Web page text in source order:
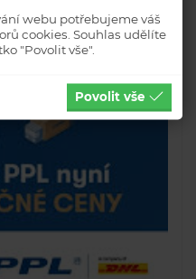
webu potřebujeme váš
cookies. Souhlas udělíte
"Povolit vše".
Povolit vše